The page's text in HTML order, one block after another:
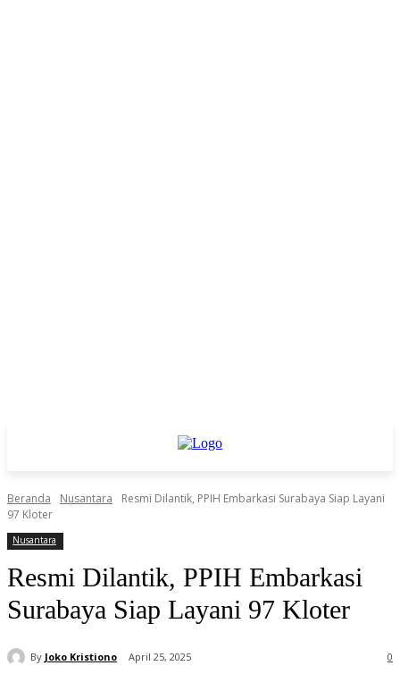
Beranda Nusantara
Resmi Dilantik, PPIH Embarkasi Surabaya Siap Layani
97 Kloter
Nusantara
Resmi Dilantik, PPIH Embarkasi
Surabaya Siap Layani 97 Kloter
By Joko Kristiono April 25, 2025 0